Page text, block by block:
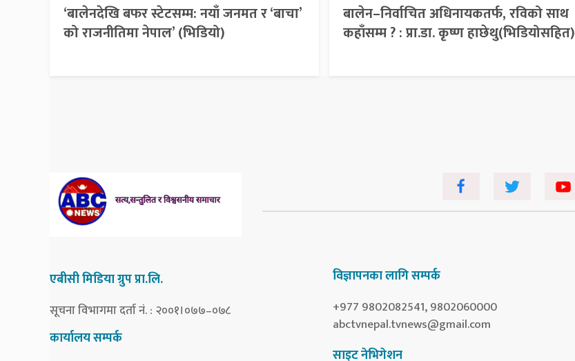
‘बालेनदेखि बफर स्टेटसम्म: नयाँ जनमत र ‘बाचा’
को राजनीतिमा नेपाल’ (भिडियो)
बालेन–निर्वाचित अधिनायकतर्फ, रविको साथ
कहाँसम्म ? : प्रा.डा. कृष्ण हाछेथु(भिडियोसहित)
एबीसी मिडिया ग्रुप प्रा.लि.
सूचना विभागमा दर्ता नं. : २००१।०७७–०७८
कार्यालय सम्पर्क
विज्ञापनका लागि सम्पर्क
+977 9802082541, 9802060000
abctvnepal.tvnews@gmail.com
साइट नेभिगेशन